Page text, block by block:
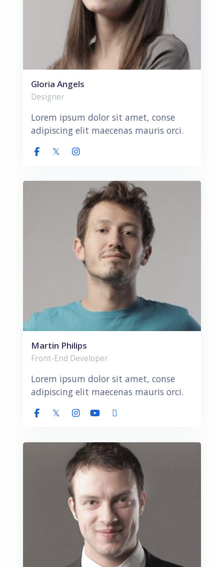
Gloria Angels
Designer
Lorem ipsum dolor sit amet, conse
adipiscing elit maecenas mauris orci.
Martin Philips
Front-End Developer
Lorem ipsum dolor sit amet, conse
adipiscing elit maecenas mauris orci.